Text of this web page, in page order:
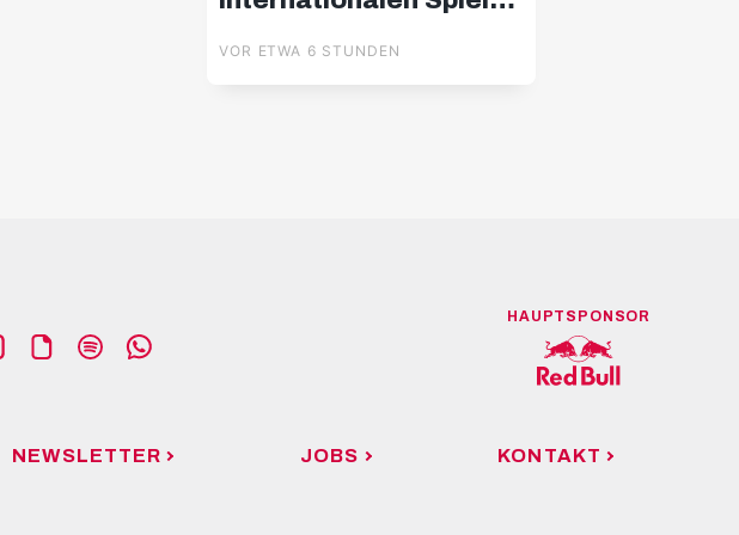
beginnen
VOR ETWA 6 STUNDEN
HAUPTSPONSOR
NEWSLETTER JOBS KONTAKT